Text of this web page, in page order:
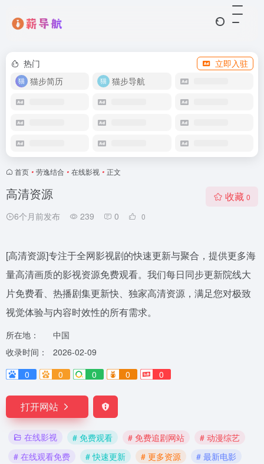
热门
立即入驻
猫步简历
猫步导航
首页 • 劳逸结合 • 在线影视 • 正文
高清资源
6个月前发布 239 0 0
收藏 0
[高清资源]专注于全网影视剧的快速更新与聚合，提供更多海
量高清画质的影视资源免费观看。我们每日同步更新院线大
片免费看、热播剧集更新快、独家高清资源，满足您对极致
视觉体验与内容时效性的所有需求。
所在地：
中国
收录时间：
2026-02-09
0
0 0 0 0
打开网站
在线影视 # 免费观看 # 免费追剧网站
# 动漫综艺
# 在线观看免费
# 快速更新 # 更多资源
# 最新电影